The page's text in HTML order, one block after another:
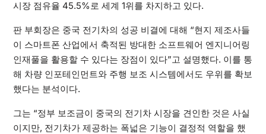
시장 점유율 45.5%로 세계 1위를 차지하고 있다.
판 부회장은 중국 전기차의 성공 비결에 대해 “현지 제조사들
이 스마트폰 산업에서 축적된 방대한 소프트웨어 엔지니어링
인재풀을 활용할 수 있다는 장점이 있다”고 설명했다. 이를 통
해 차량 인포테인먼트와 주행 보조 시스템에서도 우위를 확보
했다는 분석이다.
그는 “정부 보조금이 중국의 전기차 시장을 견인한 것은 사실
이지만, 전기차가 제공하는 폭넓은 기능이 결정적 역할을 했